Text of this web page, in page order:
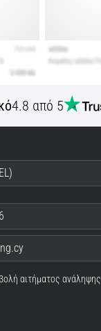
4.8 από 5
αιτήματος ανάληψης